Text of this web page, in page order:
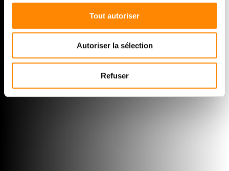
Tout autoriser
Autoriser la sélection
Refuser
DISCOVER VETEDY